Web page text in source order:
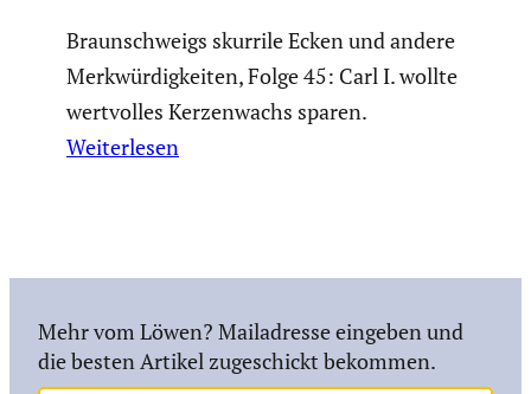
Braunschweigs skurrile Ecken und andere
Merkwürdigkeiten, Folge 45: Carl I. wollte
wertvolles Kerzenwachs sparen.
Weiterlesen
Mehr vom Löwen? Mailadresse eingeben und
die besten Artikel zugeschickt bekommen.